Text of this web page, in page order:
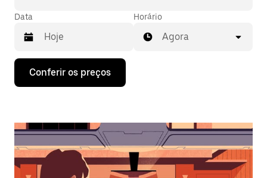
Data
Pressione
seta
interagir
o
calendário
Horário
Agora
Conferir os preços